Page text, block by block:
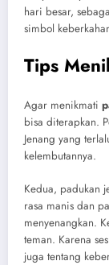
hari besar,
simbol
Tips
Agar menikmati
bisa diterapkan.
Jenang yang
kelembutannya.
Kedua, padukan
rasa manis dan
menyenangkan.
teman. Karena
juga tentang